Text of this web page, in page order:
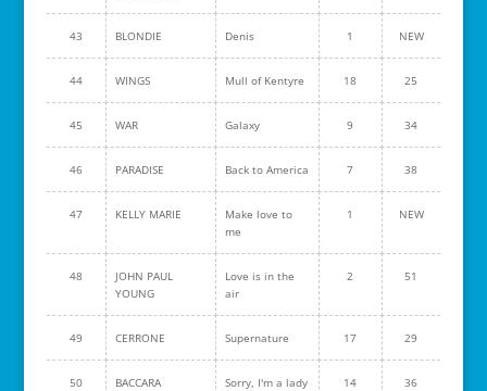
43 BLONDIE Denis 1 NEW
44 WINGS Mull of Kentyre 18 25
45 WAR Galaxy 9 34
46 PARADISE Back to America 7 38
47 KELLY MARIE
Make love to
me
1 NEW
48
JOHN PAUL
YOUNG
Love is in the
air
2 51
49 CERRONE Supernature 17 29
50 BACCARA Sorry, I'm a lady 14 36